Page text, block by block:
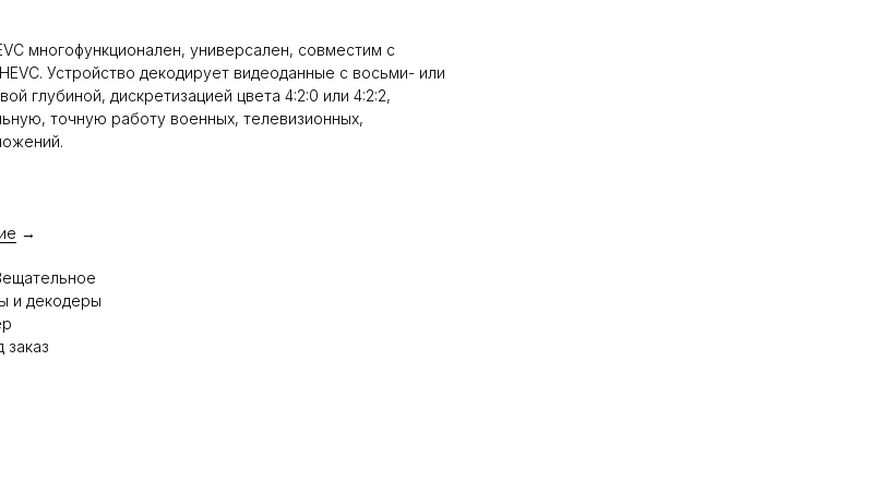
многофункционален, универсален, совместим с
Устройство декодирует видеоданные с восьми- или
глубиной, дискретизацией цвета 4:2:0 или 4:2:2,
точную работу военных, телевизионных,
→
и декодеры
заказ